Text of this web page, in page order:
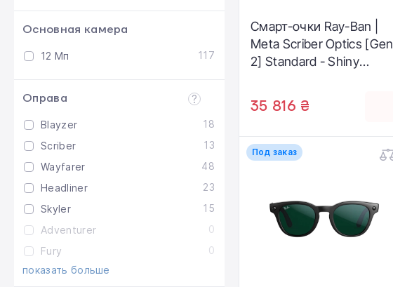
Основная камера
12 Мп 117
Оправа
Blayzer
18
Scriber
13
Wayfarer
48
Headliner
23
Skyler
15
Adventurer
0
Fury
0
показать больше
Смарт-очки Ray-Ban |
Meta Scriber Optics [Gen
2] Standard - Shiny
Transitions
35 816 ₴
Под заказ